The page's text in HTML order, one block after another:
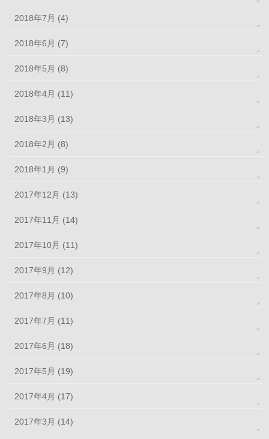
2018年7月 (4)
2018年6月 (7)
2018年5月 (8)
2018年4月 (11)
2018年3月 (13)
2018年2月 (8)
2018年1月 (9)
2017年12月 (13)
2017年11月 (14)
2017年10月 (11)
2017年9月 (12)
2017年8月 (10)
2017年7月 (11)
2017年6月 (18)
2017年5月 (19)
2017年4月 (17)
2017年3月 (14)